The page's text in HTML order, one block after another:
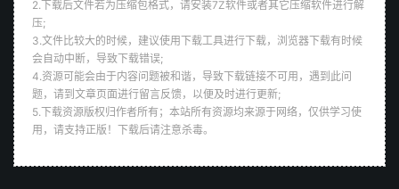
2.下载后文件若为压缩包格式，请安装7Z软件或者其它压缩软件进行解
压;
3.文件比较大的时候，建议使用下载工具进行下载，浏览器下载有时候
会自动中断，导致下载错误;
4.资源可能会由于内容问题被和谐，导致下载链接不可用，遇到此问
题，请到文章页面进行留言反馈，以便及时进行更新;
5.下载资源版权归作者所有；本站所有资源均来源于网络，仅供学习使
用，请支持正版！下载后请注意杀毒。